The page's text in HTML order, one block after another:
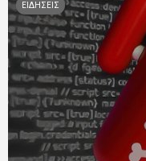
ΕΙΔΗΣΕΙΣ